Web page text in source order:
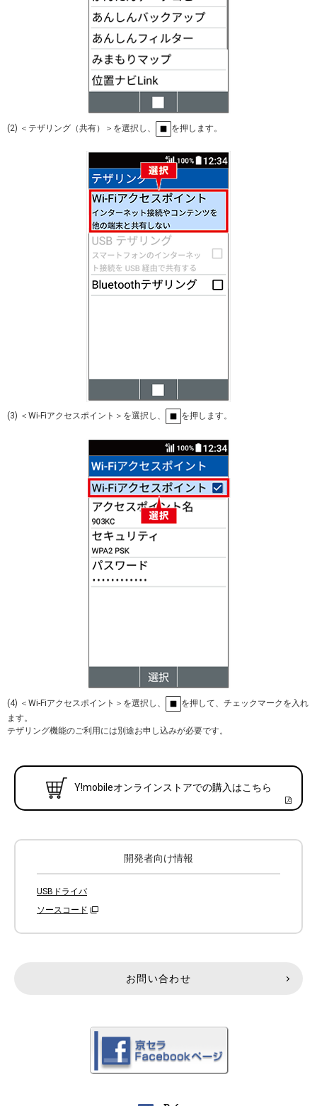
(2) ＜テザリング（共有）＞を選択し、 を押します。
(3) ＜Wi-Fiアクセスポイント＞を選択し、 を押します。
(4) ＜Wi-Fiアクセスポイント＞を選択し、
を押して、チェックマークを入れ
ます。
テザリング機能のご利用には別途お申し込みが必要です。
Y!mobileオンラインストアでの購入はこちら
開発者向け情報
USBドライバ
ソースコード
お問い合わせ